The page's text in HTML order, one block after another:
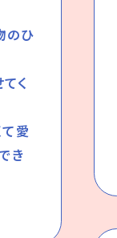
のひ
く
愛
き